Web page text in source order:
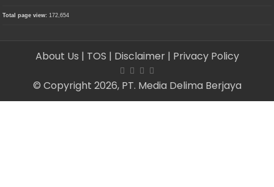
Total page view: 172,654
About Us | TOS | Disclaimer | Privacy Policy
© Copyright 2026, PT. Media Delima Berjaya